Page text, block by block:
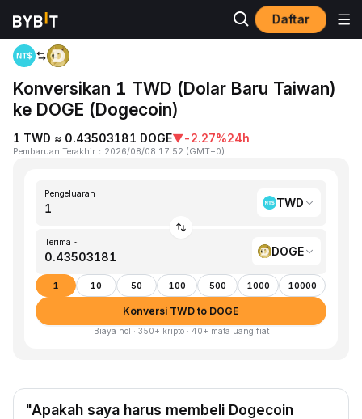
Daftar
Beranda
Konversikan 1 TWD (Dolar Baru Taiwan)
ke DOGE (Dogecoin)
1 TWD ≈ 0.43503181 DOGE▼-2.27%24h
Pembaruan Terakhir ： 2026/08/08 17:52 (GMT+0)
Pengeluaran
TWD
Terima ~
DOGE
1 10 50 100 500 1000 10000
Konversi TWD to DOGE
Biaya nol · 350+ kripto · 40+ mata uang fiat
"Apakah saya harus membeli Dogecoin